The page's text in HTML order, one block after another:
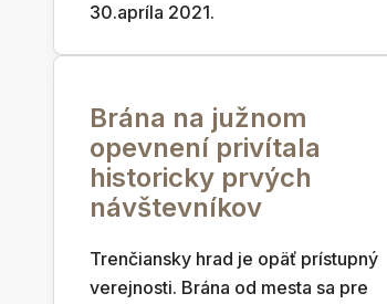
30.apríla 2021.
Brána na južnom
opevnení privítala
historicky prvých
návštevníkov
Trenčiansky hrad je opäť prístupný
verejnosti. Brána od mesta sa pre